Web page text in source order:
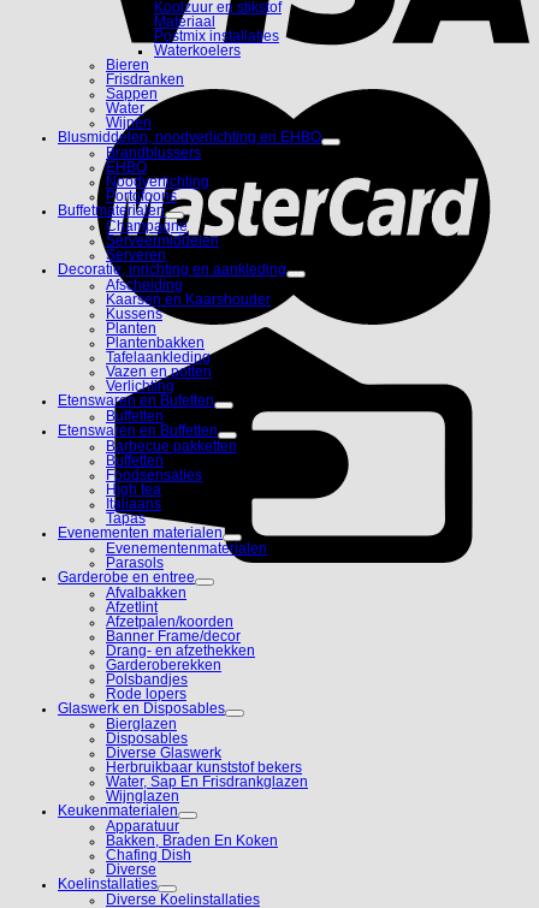
Koolzuur en stikstof
Materiaal
Postmix installaties
Waterkoelers
Bieren
Frisdranken
Sappen
Water
Wijnen
Blusmiddelen, noodverlichting en EHBO
Brandblussers
EHBO
Noodverlichting
Portofoons
Buffetmaterialen
Champagne
Serveermiddelen
Serveren
Decoratie, inrichting en aankleding
Afscheiding
Kaarsen en Kaarshouder
Kussens
Planten
Plantenbakken
Tafelaankleding
Vazen en potten
Verlichting
Etenswaren en Bufetten
Buffetten
Etenswaren en Buffetten
Barbecue pakketten
Buffetten
Foodsensaties
High tea
Italiaans
Tapas
Evenementen materialen
Evenementenmaterialen
Parasols
Garderobe en entree
Afvalbakken
Afzetlint
Afzetpalen/koorden
Banner Frame/decor
Drang- en afzethekken
Garderoberekken
Polsbandjes
Rode lopers
Glaswerk en Disposables
Bierglazen
Disposables
Diverse Glaswerk
Herbruikbaar kunststof bekers
Water, Sap En Frisdrankglazen
Wijnglazen
Keukenmaterialen
Apparatuur
Bakken, Braden En Koken
Chafing Dish
Diverse
Koelinstallaties
Diverse Koelinstallaties